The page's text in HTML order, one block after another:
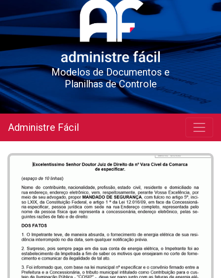
Modelos de Documentos e
Planilhas de Controle
Administre Fácil